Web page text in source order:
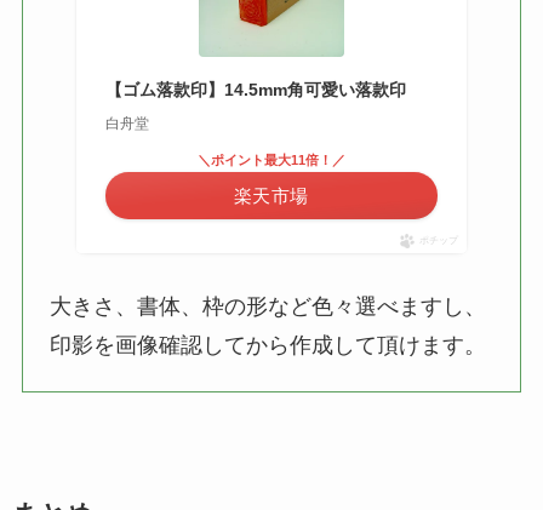
【ゴム落款印】14.5mm角可愛い落款印
白舟堂
＼ポイント最大11倍！／
楽天市場
ポチップ
大きさ、書体、枠の形など色々選べますし、
印影を画像確認してから作成して頂けます。